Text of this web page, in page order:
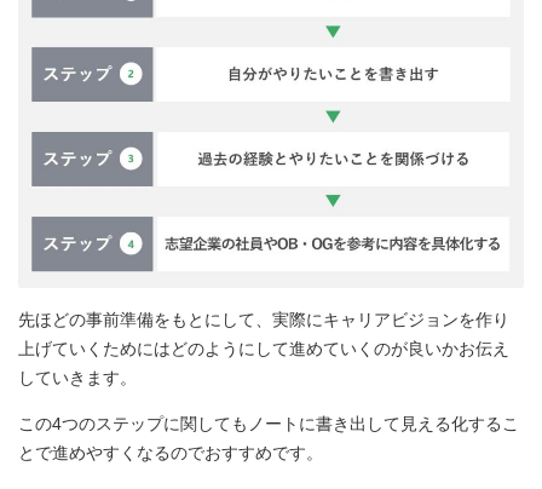
先ほどの事前準備をもとにして、実際にキャリアビジョンを作り
上げていくためにはどのようにして進めていくのが良いかお伝え
していきます。
この4つのステップに関してもノートに書き出して見える化するこ
とで進めやすくなるのでおすすめです。